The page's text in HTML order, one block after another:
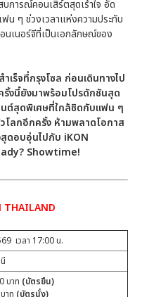
การณ์คอนเสิร์ตสุดเร้าใจ อัด
ๆ ช่วงเวลาแห่งความประทับ
นเนอร์จีที่เป็นเอกลักษณ์ของ
เร็จที่กรุงโซล ก่อนเดินทางไป
รั้งนี้ยังมาพร้อมโปรดักชันสุด
นต์สุดพิเศษที่ใกล้ชิดกับแฟน ๆ
โลกอีกครั้ง ห้ามพลาดโอกาส
ดอบอุ่นไปกับ iKON
Showtime!
THAILAND
เวลา 17:00 น.
บาท (บัตรยืน)
าท (บัตรนั่ง)